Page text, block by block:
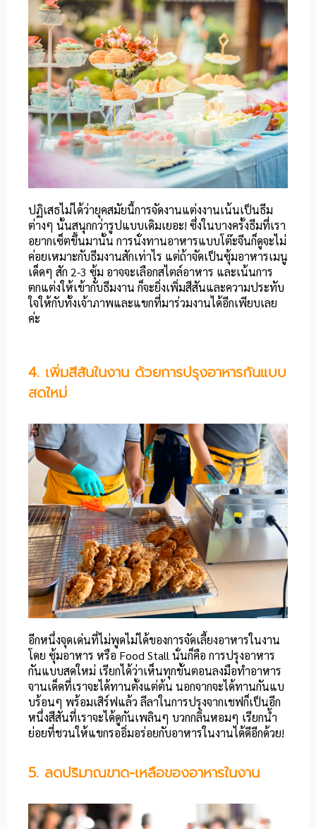
ปฏิเสธไม่ได้ว่ายุคสมัยนี้การจัดงานแต่งงานเน้นเป็นธีม
ต่างๆ นั้นสนุกกว่ารูปแบบเดิมเยอะ! ซึ่งในบางครั้งธีมที่เรา
อยากเซ็ตขึ้นมานั้น การนั่งทานอาหารแบบโต๊ะจีนก็ดูจะไม่
ค่อยเหมาะกับธีมงานสักเท่าไร แต่ถ้าจัดเป็นซุ้มอาหารเมนู
เด็ดๆ สัก 2-3 ซุ้ม อาจจะเลือกสไตล์อาหาร และเน้นการ
ตกแต่งให้เข้ากับธีมงาน ก็จะยิ่งเพิ่มสีสันและความประทับ
ใจให้กับทั้งเจ้าภาพและแขกที่มาร่วมงานได้อีกเพียบเลย
ค่ะ
4. เพิ่มสีสันในงาน ด้วยการปรุงอาหารกันแบบ
สดใหม่
อีกหนึ่งจุดเด่นที่ไม่พูดไม่ได้ของการจัดเลี้ยงอาหารในงาน
โดย ซุ้มอาหาร หรือ Food Stall นั่นก็คือ การปรุงอาหาร
กันแบบสดใหม่ เรียกได้ว่าเห็นทุกขั้นตอนลงมือทำอาหาร
จานเด็ดที่เราจะได้ทานตั้งแต่ต้น นอกจากจะได้ทานกันแบ
บร้อนๆ พร้อมเสิร์ฟแล้ว ลีลาในการปรุงจากเชฟก็เป็นอีก
หนึ่งสีสันที่เราจะได้ดูกันเพลินๆ บวกกลิ่นหอมๆ เรียกน้ำ
ย่อยที่ชวนให้แขกรออิ่มอร่อยกับอาหารในงานได้ดีอีกด้วย!
5. ลดปริมาณขาด-เหลือของอาหารในงาน